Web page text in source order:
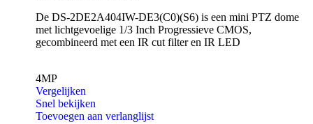
4MP/4x
Zoom
aantal
De DS-2DE2A404IW-DE3(C0)(S6) is een mini PTZ dome
met lichtgevoelige 1/3 Inch Progressieve CMOS,
gecombineerd met een IR cut filter en IR LED
4MP
Vergelijken
Snel bekijken
Toevoegen aan verlanglijst